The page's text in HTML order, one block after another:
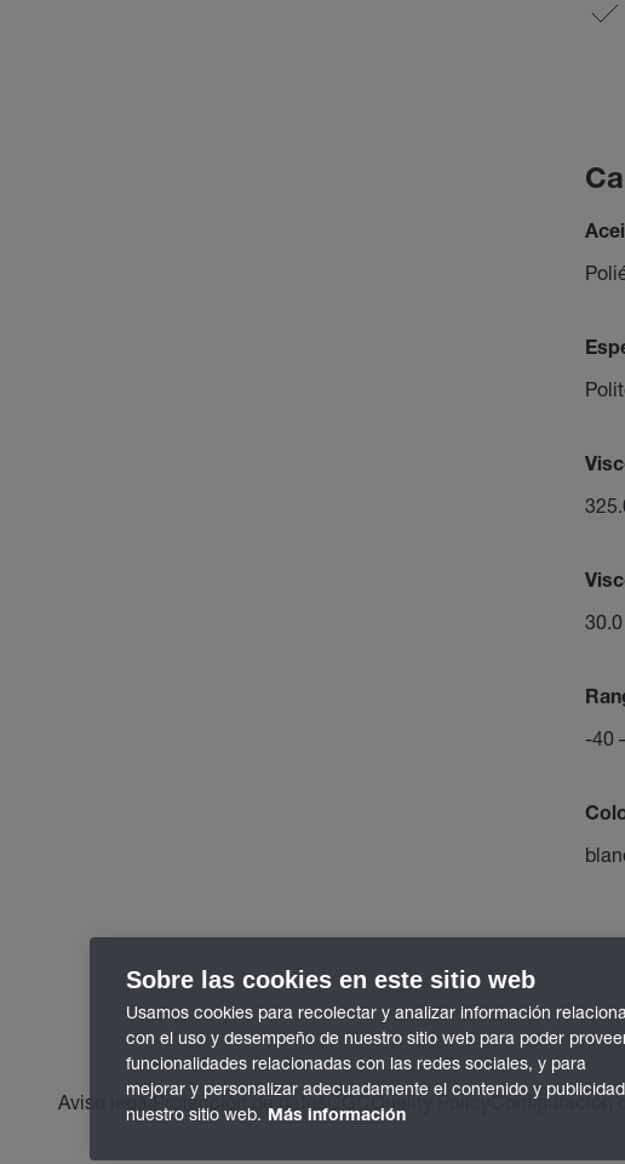
-40
Aviso legalProtección de datosCGCQuality PolicyConfiguración
Sobre las cookies en este sitio web
Usamos cookies para recolectar y analizar información
con el uso y desempeño de nuestro sitio web para poder
funcionalidades relacionadas con las redes sociales, y para
mejorar y personalizar adecuadamente el contenido y
nuestro sitio web. Más información